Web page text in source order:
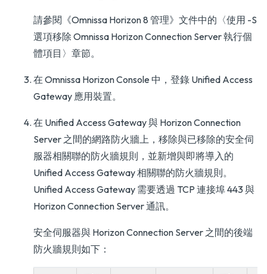
請參閱 《Omnissa Horizon 8 管理》 文件中的 〈使用 -S
選項移除 Omnissa Horizon Connection Server 執行個
體項目〉 章節。
在 Omnissa Horizon Console 中，登錄 Unified Access
Gateway 應用裝置。
在 Unified Access Gateway 與 Horizon Connection
Server 之間的網路防火牆上，移除與已移除的安全伺
服器相關聯的防火牆規則，並新增與即將導入的
Unified Access Gateway 相關聯的防火牆規則。
Unified Access Gateway 需要透過 TCP 連接埠 443 與
Horizon Connection Server 通訊。
安全伺服器與 Horizon Connection Server 之間的後端
防火牆規則如下：